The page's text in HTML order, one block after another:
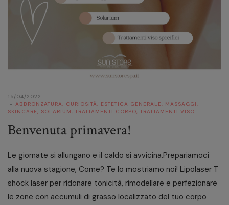
15/04/2022
ABBRONZATURA, CURIOSITÀ, ESTETICA GENERALE, MASSAGGI,
SKINCARE, SOLARIUM, TRATTAMENTI CORPO, TRATTAMENTI VISO
Benvenuta primavera!
Le giornate si allungano e il caldo si avvicina.Prepariamoci
alla nuova stagione, Come? Te lo mostriamo noi! Lipolaser T
shock laser per ridonare tonicità, rimodellare e perfezionare
le zone con accumuli di grasso localizzato del tuo corpo